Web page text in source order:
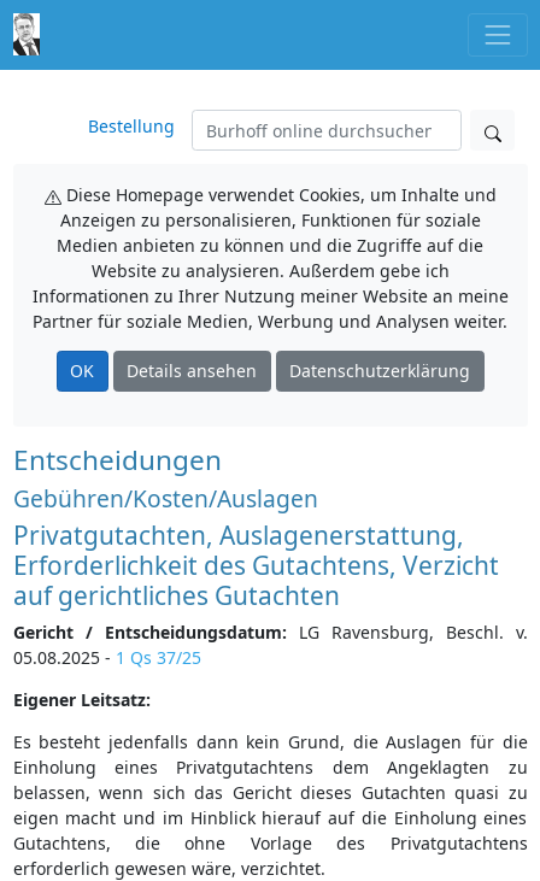
Bestellung
Diese Homepage verwendet Cookies, um Inhalte und
Anzeigen zu personalisieren, Funktionen für soziale
Medien anbieten zu können und die Zugriffe auf die
Website zu analysieren. Außerdem gebe ich
Informationen zu Ihrer Nutzung meiner Website an meine
Partner für soziale Medien, Werbung und Analysen weiter.
OK Details ansehen Datenschutzerklärung
Entscheidungen
Gebühren/Kosten/Auslagen
Privatgutachten, Auslagenerstattung,
Erforderlichkeit des Gutachtens, Verzicht
auf gerichtliches Gutachten
Gericht / Entscheidungsdatum: LG Ravensburg, Beschl. v.
05.08.2025 - 1 Qs 37/25
Eigener Leitsatz:
Es besteht jedenfalls dann kein Grund, die Auslagen für die
Einholung eines Privatgutachtens dem Angeklagten zu
belassen, wenn sich das Gericht dieses Gutachten quasi zu
eigen macht und im Hinblick hierauf auf die Einholung eines
Gutachtens, die ohne Vorlage des Privatgutachtens
erforderlich gewesen wäre, verzichtet.